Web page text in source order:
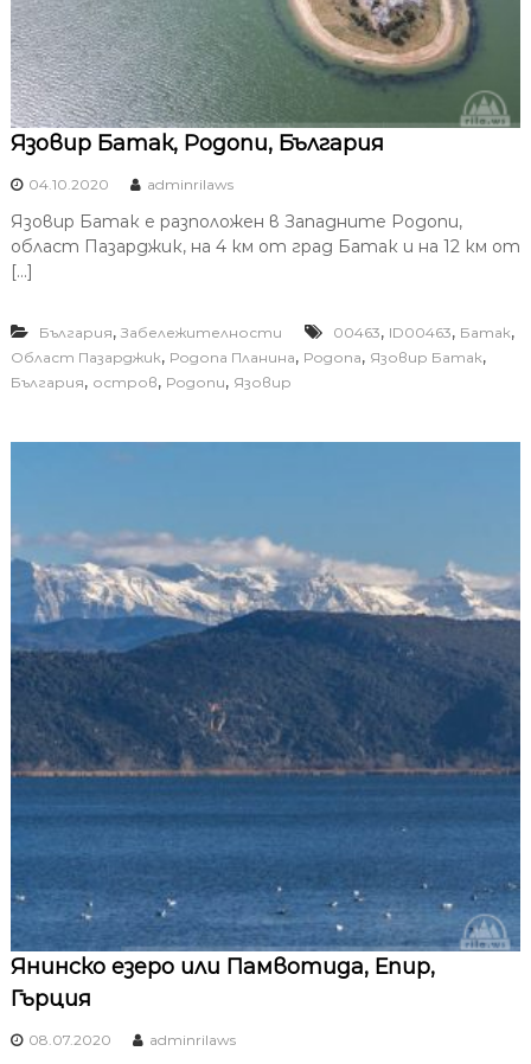
Язовир Батак, Родопи, България
04.10.2020 adminrilaws
Язовир Батак е разположен в Западните Родопи,
област Пазарджик, на 4 км от град Батак и на 12 км от
[…]
България, Забележителности 00463, ID00463, Батак,
Област Пазарджик, Родопа Планина, Родопа, Язовир Батак,
България, остров, Родопи, Язовир
Янинско езеро или Памвотида, Епир,
Гърция
08.07.2020 adminrilaws